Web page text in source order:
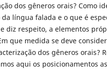
dos gêneros orais? Como
língua falada e o que é
diz respeito, a elementos
que medida se deve
dos gêneros orais?
aqui os posicionamentos